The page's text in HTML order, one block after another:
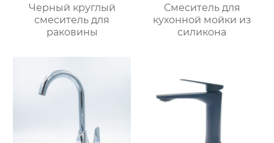
Черный круглый
смеситель для
раковины
Смеситель для
кухонной мойки из
силикона